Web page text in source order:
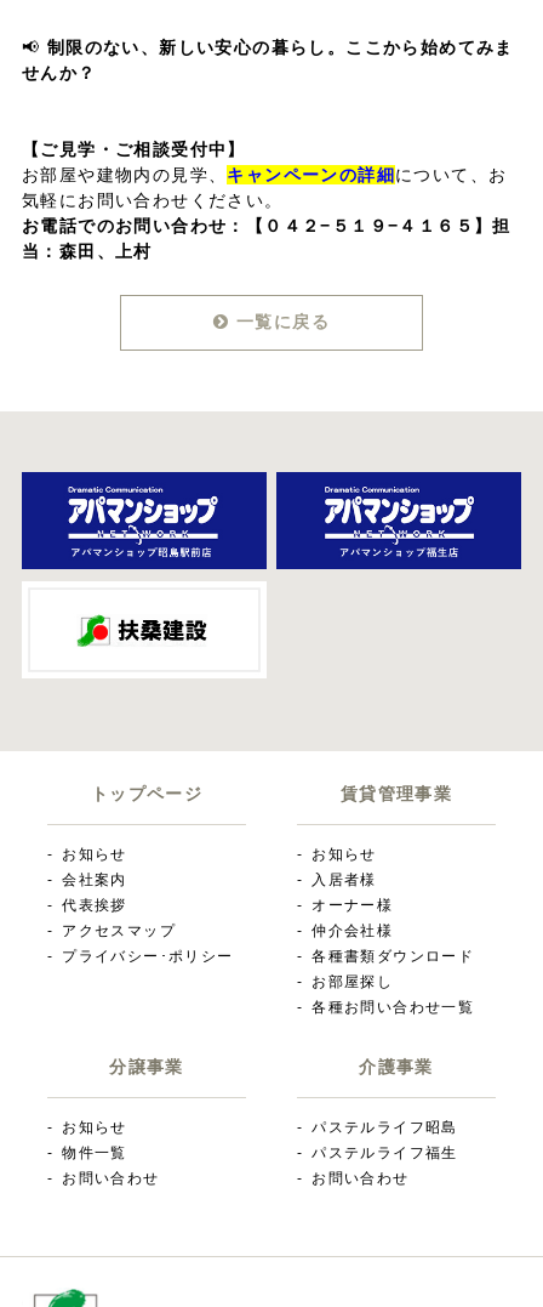
📢 制限のない、新しい安心の暮らし。ここから始めてみま
せんか？
【ご見学・ご相談受付中】
お部屋や建物内の見学、 キャンペーンの詳細について、お
気軽にお問い合わせください。
お電話でのお問い合わせ：
【０４２−５１９−４１６５】担
当：森田、上村
一覧に戻る
トップページ
お知らせ
会社案内
代表挨拶
アクセスマップ
プライバシー･ポリシー
賃貸管理事業
お知らせ
入居者様
オーナー様
仲介会社様
各種書類ダウンロード
お部屋探し
各種お問い合わせ一覧
分譲事業
お知らせ
物件一覧
お問い合わせ
介護事業
パステルライフ昭島
パステルライフ福生
お問い合わせ